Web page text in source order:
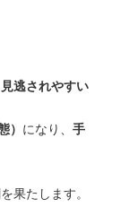
逃されやすい
） になり、 手
果たします。